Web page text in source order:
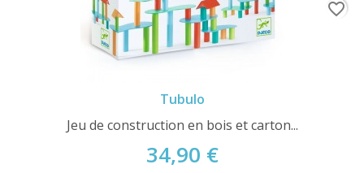
Tubulo
Jeu de construction en bois et carton...
34,90 €
favorite_border